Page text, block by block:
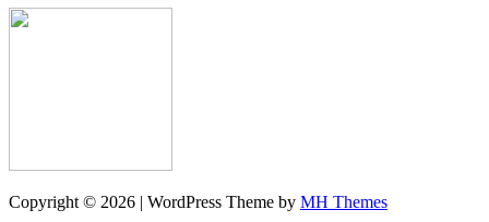
Copyright © 2026 | WordPress Theme by MH Themes